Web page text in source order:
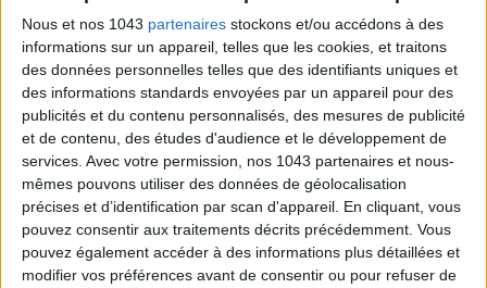
Nous et nos 1043 partenaires stockons et/ou accédons à des
informations sur un appareil, telles que les cookies, et traitons
des données personnelles telles que des identifiants uniques et
des informations standards envoyées par un appareil pour des
publicités et du contenu personnalisés, des mesures de publicité
et de contenu, des études d'audience et le développement de
services. Avec votre permission, nos 1043 partenaires et nous-
mêmes pouvons utiliser des données de géolocalisation
précises et d’identification par scan d'appareil. En cliquant, vous
pouvez consentir aux traitements décrits précédemment. Vous
pouvez également accéder à des informations plus détaillées et
modifier vos préférences avant de consentir ou pour refuser de
TOUT CE QUE VOUS DEVEZ FAIRE À PARIS EN AOÛT